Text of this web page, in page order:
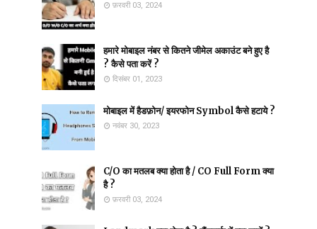
फ़रवरी 03, 2024
हमारे मोबाइल नंबर से कितने जीमेल अकाउंट बने हुए है
? कैसे पता करें ?
दिसंबर 01, 2023
मोबाइल में हैडफ़ोन/ इयरफोन Symbol कैसे हटाये ?
नवंबर 30, 2023
C/O का मतलब क्या होता है / CO Full Form क्या
है ?
फ़रवरी 03, 2024